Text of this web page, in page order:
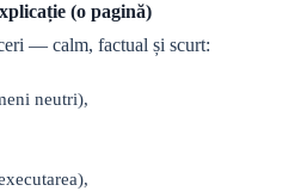
(o pagină)
— calm, factual și scurt:
neutri),